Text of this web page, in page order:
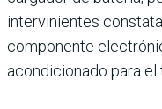
intervinientes
componente
acondicionado para el